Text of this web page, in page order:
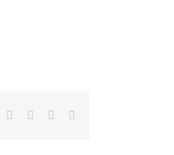
Facebook Pinterest